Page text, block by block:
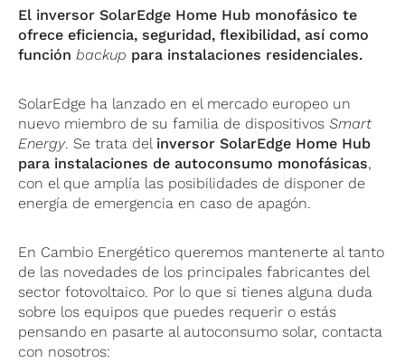
El inversor SolarEdge Home Hub monofásico te
ofrece eficiencia, seguridad, flexibilidad, así como
funciónbackup para instalaciones residenciales.
SolarEdge ha lanzado en el mercado europeo un
nuevo miembro de su familia de dispositivosSmart
Energy. Se trata del inversor SolarEdge Home Hub
para instalaciones de autoconsumo monofásicas,
con el que amplía las posibilidades de disponer de
energía de emergencia en caso de apagón.
En Cambio Energético queremos mantenerte al tanto
de las novedades de los principales fabricantes del
sector fotovoltaico. Por lo que si tienes alguna duda
sobre los equipos que puedes requerir o estás
pensando en pasarte al autoconsumo solar, contacta
con nosotros: